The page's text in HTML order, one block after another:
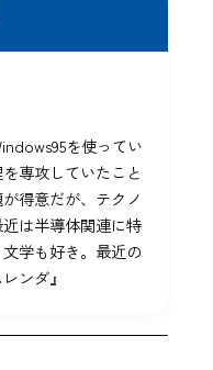
を使ってい
専攻していたこと
得意だが、テクノ
は半導体関連に特
学も好き。最近の
ンダ』